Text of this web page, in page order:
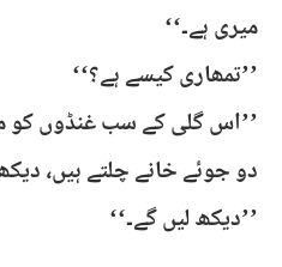
میری ہے۔‘‘
’’تمھاری کیسے ہے؟‘‘
’’اس گلی کے سب غنڈوں کو
دو جوئے خانے چلتے ہیں،
’’دیکھ لیں گے۔‘‘